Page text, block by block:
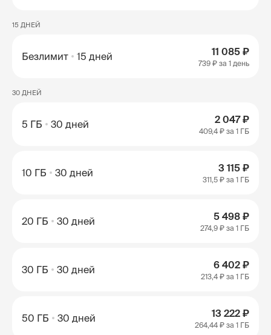
15 ДНЕЙ
Безлимит 15 дней 11 085 ₽
739 ₽ за 1 день
30 ДНЕЙ
5 ГБ 30 дней 2 047 ₽
409,4 ₽ за 1 ГБ
10 ГБ 30 дней 3 115 ₽
311,5 ₽ за 1 ГБ
20 ГБ 30 дней 5 498 ₽
274,9 ₽ за 1 ГБ
30 ГБ 30 дней 6 402 ₽
213,4 ₽ за 1 ГБ
50 ГБ 30 дней 13 222 ₽
264,44 ₽ за 1 ГБ